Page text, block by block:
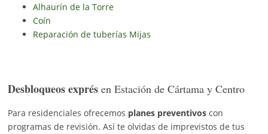
Alhaurín de la Torre
Coín
Reparación de tuberías Mijas
Desbloqueos exprésen Estación de Cártama y Centro
Para residenciales ofrecemos planes preventivoscon
programas de revisión. Así te olvidas de imprevistos de tus